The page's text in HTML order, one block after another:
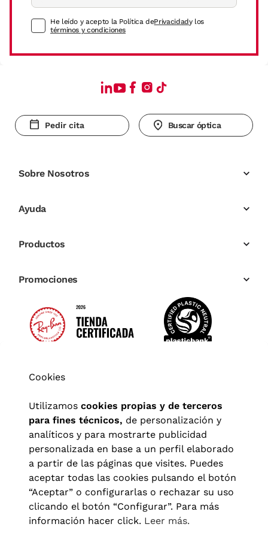
He leído y acepto la Política dePrivacidady los
términos y condiciones
Pedir cita Buscar óptica
Sobre Nosotros
Ayuda
Productos
Promociones
Aviso legal| Política de privacidad Términos y condiciones
Política de cookies|Configuración de cookies
Cookies
Utilizamos cookies propias y de terceros
para fines técnicos, de personalización y
analíticos y para mostrarte publicidad
personalizada en base a un perfil elaborado
a partir de las páginas que visites. Puedes
aceptar todas las cookies pulsando el botón
“Aceptar” o configurarlas o rechazar su uso
clicando el botón “Configurar”. Para más
información hacer click. Leer más.